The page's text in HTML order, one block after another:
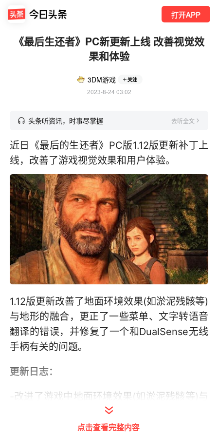
打开APP
《最后生还者》PC新更新上线 改善视觉效
果和体验
3DM游戏 关注
2023-8-24 03:02
头条听资讯，时事尽掌握 去听全文
近日《最后的生还者》PC版1.12版更新补丁上
线，改善了游戏视觉效果和用户体验。
1.12版更新改善了地面环境效果(如淤泥残骸等)
与地形的融合，更正了一些菜单、文字转语音
翻译的错误，并修复了一个和DualSense无线
手柄有关的问题。
更新日志：
-改进了游戏中地面环境效果(如淤泥残骸等)与
点击查看完整内容